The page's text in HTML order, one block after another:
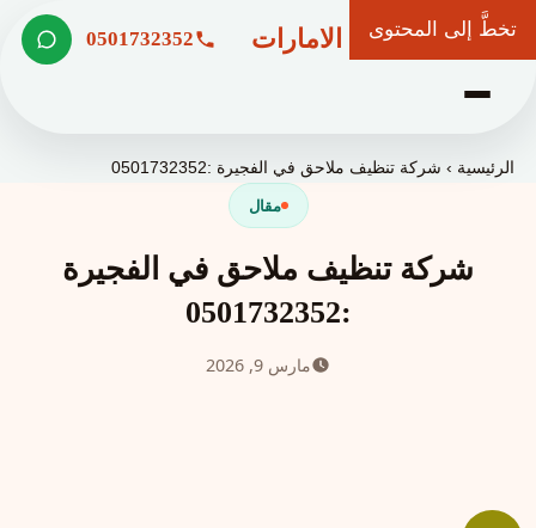
تخطَّ إلى المحتوى
شركة وعد الامارات 0501732352
الرئيسية ›شركة تنظيف ملاحق في الفجيرة :0501732352
مقال
شركة تنظيف ملاحق في الفجيرة
:0501732352
مارس 9, 2026